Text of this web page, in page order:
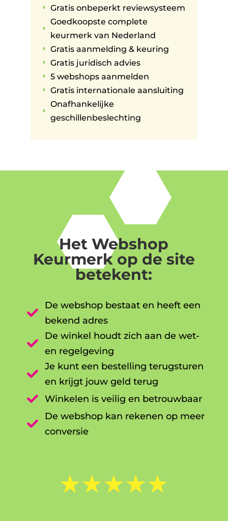
E Gratis onbeperkt reviewsysteem
E
Goedkoopste complete
keurmerk van Nederland
E Gratis aanmelding & keuring
E Gratis juridisch advies
E 5 webshops aanmelden
E Gratis internationale aansluiting
E
Onafhankelijke
geschillenbeslechting
Het Webshop
Keurmerk op de site
betekent:

De webshop bestaat en heeft een
bekend adres

De winkel houdt zich aan de wet-
en regelgeving

Je kunt een bestelling terugsturen
en krijgt jouw geld terug

Winkelen is veilig en betrouwbaar

De webshop kan rekenen op meer
conversie
☆☆☆☆☆